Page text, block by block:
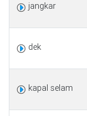
jangkar
dek
kapal selam